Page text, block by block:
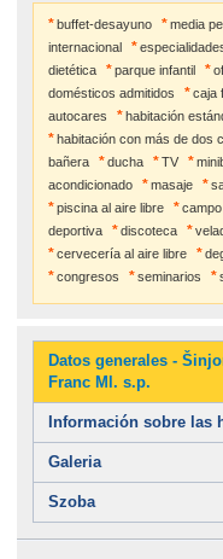
buffet-desayuno media
internacional
dietética
parque infantil
domésticos admitidos
caja
autocares
habitación
habitación con más de dos
bañera
ducha TV
acondicionado
masaje
piscina al aire libre
deportiva
discoteca
cervecería al aire libre
congresos
seminarios
Datos generales -
Franc Ml. s.p.
Información sobre las
Galeria
Szoba